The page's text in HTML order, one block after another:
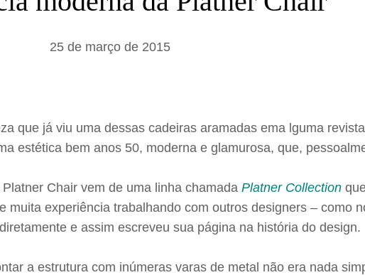
a
25 de março de 2015
que já viu uma dessas cadeiras aramadas ema lguma
estética bem anos 50, moderna e glamurosa, que,
Chair vem de uma linha chamada Platner Collection
experiência trabalhando com outros designers – como
e assim escreveu sua página na história do design.
a estrutura com inúmeras varas de metal não era nada